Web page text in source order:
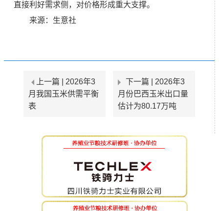
直接利好需求侧，对价格形成重大支撑。
来源： 生意社
上一篇 | 2026年3
月我国玉米供需平衡
表
下一篇 | 2026年3
月份巴西玉米出口量
估计为80.17万吨